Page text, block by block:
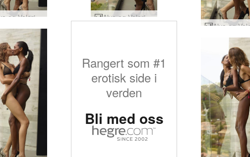
Alya og Valerie attraksjon #6
Alya og Valerie attraksjon #25
Rangert som #1
erotisk side i
verden
Bli med oss